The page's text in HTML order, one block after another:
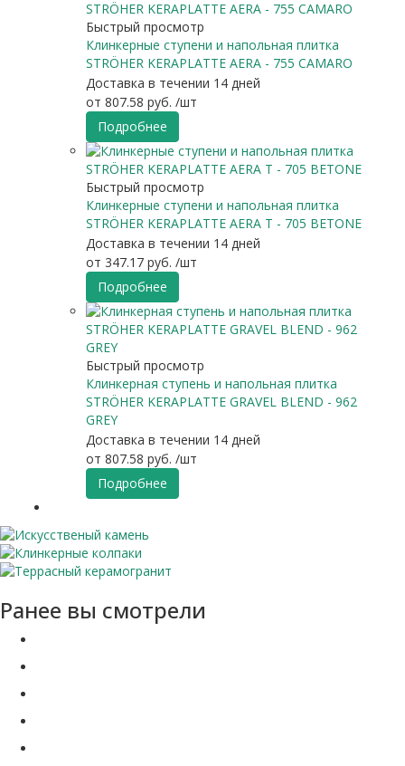
Быстрый просмотр
Клинкерные ступени и напольная плитка
STRÖHER KERAPLATTE AERA - 755 CAMARO
Доставка в течении 14 дней
от 807.58 руб. /шт
Подробнее
Быстрый просмотр
Клинкерные ступени и напольная плитка
STRÖHER KERAPLATTE AERA T - 705 BETONE
Доставка в течении 14 дней
от 347.17 руб. /шт
Подробнее
Быстрый просмотр
Клинкерная ступень и напольная плитка
STRÖHER KERAPLATTE GRAVEL BLEND - 962
GREY
Доставка в течении 14 дней
от 807.58 руб. /шт
Подробнее
Ранее вы смотрели